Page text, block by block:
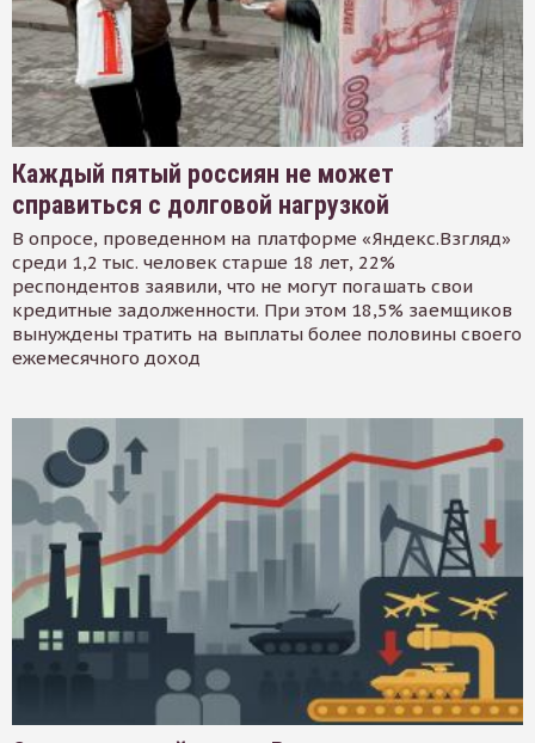
Каждый пятый россиян не может
справиться с долговой нагрузкой
В опросе, проведенном на платформе «Яндекс.Взгляд»
среди 1,2 тыс. человек старше 18 лет, 22%
респондентов заявили, что не могут погашать свои
кредитные задолженности. При этом 18,5% заемщиков
вынуждены тратить на выплаты более половины своего
ежемесячного доход